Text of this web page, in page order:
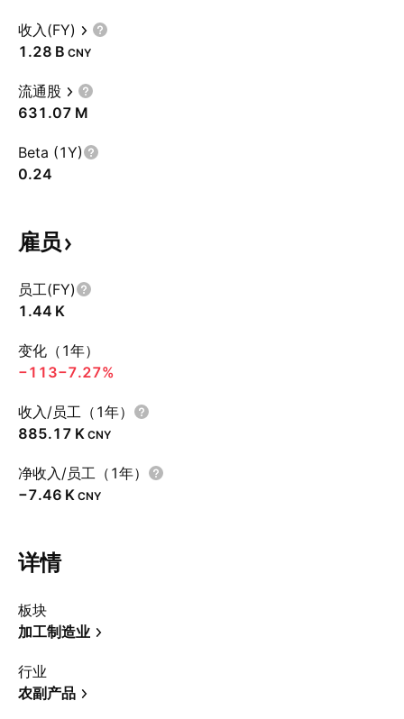
收入(FY)
‪1.28 B‬ CNY
流通股
‪631.07 M‬
Beta (1Y)
0.24
雇员
员工(FY)
‪1.44 K‬
变化（1年）
−113−7.27%
收入/员工（1年）
‪885.17 K‬ CNY
净收入/员工（1年）
‪−7.46 K‬ CNY
详情
板块
加工制造业
行业
农副产品